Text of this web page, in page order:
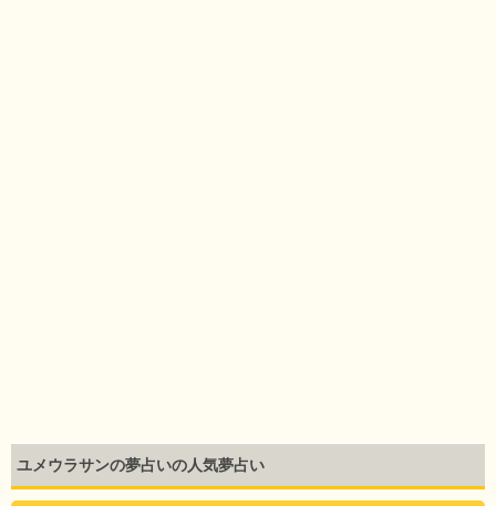
ユメウラサンの夢占いの人気夢占い